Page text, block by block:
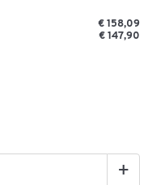
€ 158,09
€ 147,90
+